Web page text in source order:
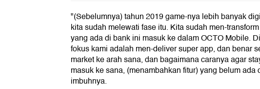
"(Sebelumnya) tahun 2019 game-nya lebih banyak
kita sudah melewati fase itu. Kita sudah men-
yang ada di bank ini masuk ke dalam OCTO Mobile.
fokus kami adalah men-deliver super app, dan benar
market ke arah sana, dan bagaimana caranya agar
masuk ke sana, (menambahkan fitur) yang belum ada
imbuhnya.